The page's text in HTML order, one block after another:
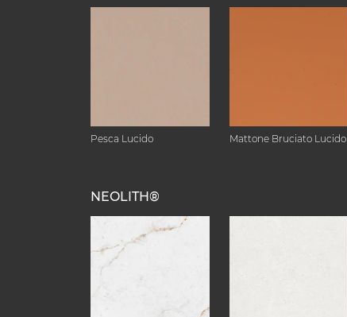
Pesca Lucido Mattone Bruciato Lucido
NEOLITH®